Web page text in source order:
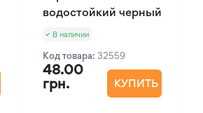
водостойкий черный
В наличии
Код товара: 32559
48.00
грн.
КУПИТЬ